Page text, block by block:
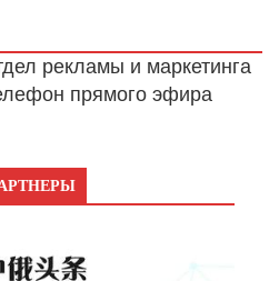
рекламы и маркетинга
прямого эфира